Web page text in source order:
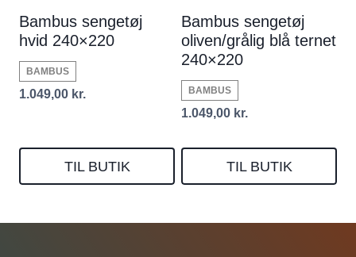
Bambus sengetøj
hvid 240×220
BAMBUS
1.049,00 kr.
TIL BUTIK
Bambus sengetøj
oliven/grålig blå ternet
240×220
BAMBUS
1.049,00 kr.
TIL BUTIK